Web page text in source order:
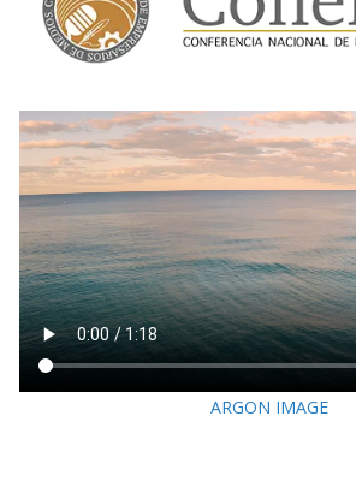
ARGON IMAGE